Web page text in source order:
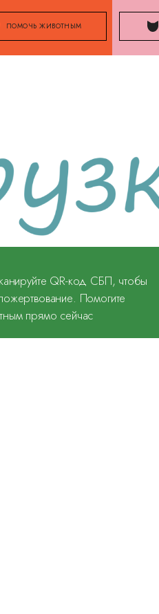
ПОМОЧЬ ЖИВОТНЫМ
QR-код СБП, чтобы
Помогите
прямо сейчас